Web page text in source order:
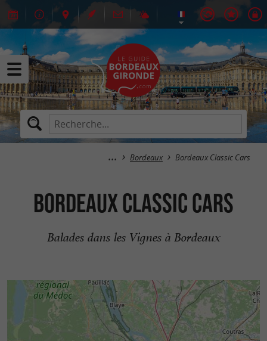
Bordeaux Bordeaux Classic Cars
Bordeaux Classic Cars
Balades dans les Vignes à Bordeaux